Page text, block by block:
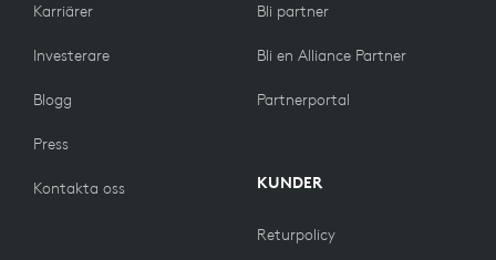
Karriärer
Investerare
Blogg
Press
Kontakta oss
Bli partner
Bli en Alliance Partner
Partnerportal
KUNDER
Returpolicy